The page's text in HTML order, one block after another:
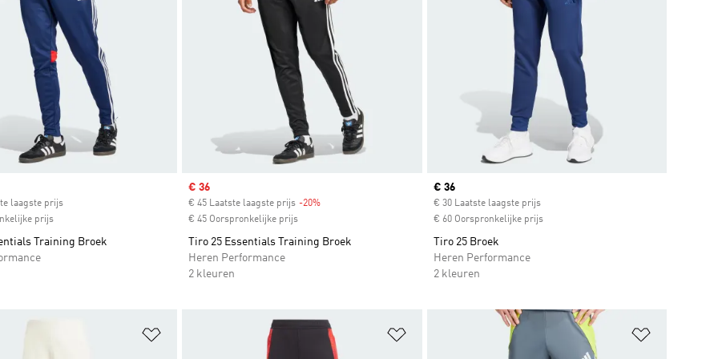
laagste prijs
prijs
Training Broek
Sale price
€ 36
€ 45 Laatste laagste prijs -20%
€ 45 Oorspronkelijke prijs
Tiro 25 Essentials Training Broek
Heren Performance
2 kleuren
Current price
€ 36
€ 30 Laatste laagste prijs
€ 60 Oorspronkelijke prijs
Tiro 25 Broek
Heren Performance
2 kleuren
Op verlanglijst zetten Op verlanglijst zetten